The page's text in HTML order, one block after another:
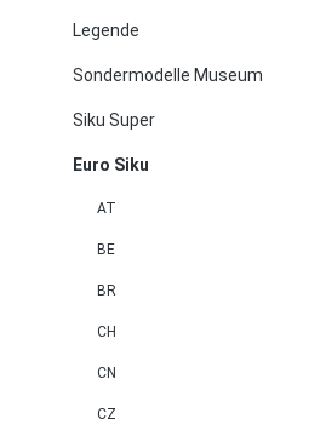
Legende
Sondermodelle Museum
Siku Super
Euro Siku
AT
BE
BR
CH
CN
CZ